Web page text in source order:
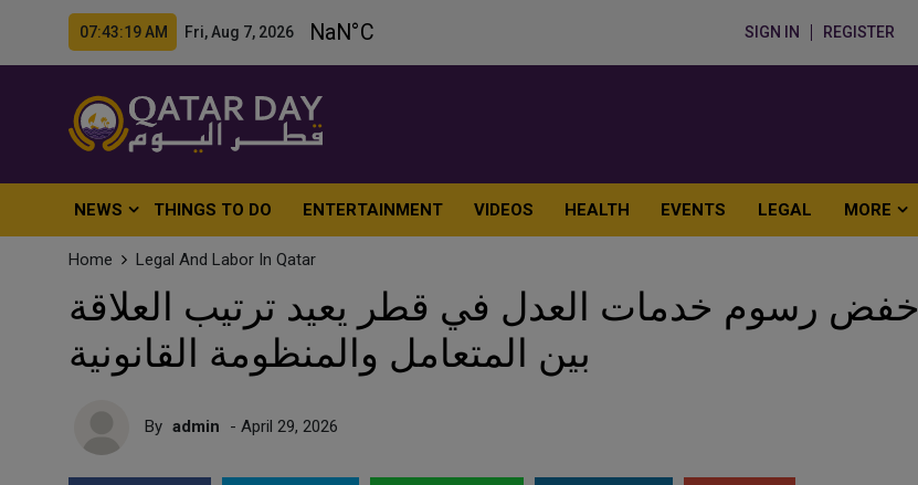
07:43:20 AM Fri, Aug 7, 2026 SIGN IN REGISTER
NEWS THINGS TO DO ENTERTAINMENT VIDEOS HEALTH EVENTS LEGAL MORE
Home Legal And Labor In Qatar
خفض رسوم خدمات العدل في قطر يعيد ترتيب العلاقة
بين المتعامل والمنظومة القانونية
By admin - April 29, 2026